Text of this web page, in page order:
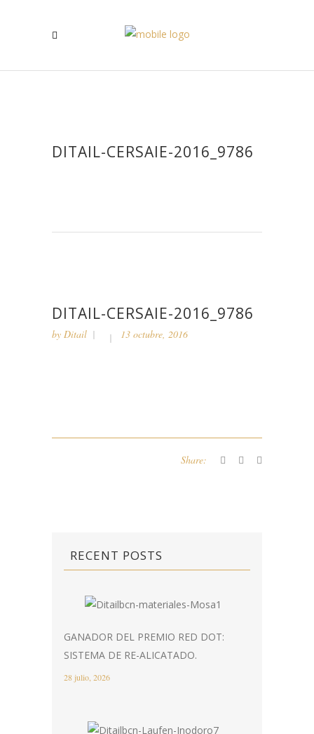
DITAIL-CERSAIE-2016_9786
DITAIL-CERSAIE-2016_9786
by Ditail 13 octubre, 2016
Share:
RECENT POSTS
GANADOR DEL PREMIO RED DOT:
SISTEMA DE RE-ALICATADO.
28 julio, 2026